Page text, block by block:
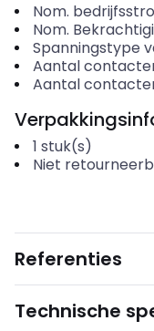
Nom.
Nom.
Spanningstype
Aantal
Aantal
1 stuk(s)
Niet
Referenties
Technische